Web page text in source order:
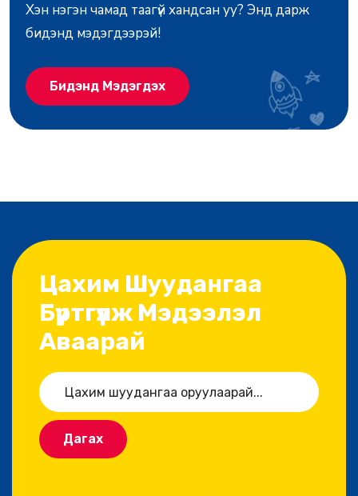
Хэн нэгэн чамад таагүй хандсан уу? Энд дарж
бидэнд мэдэгдээрэй!
Бидэнд Мэдэгдэх
Цахим Шуудангаа
Бүртгүүлж Мэдээлэл
Аваарай
Дагах